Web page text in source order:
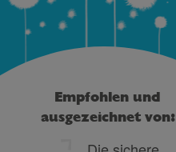
Empfohlen und
ausgezeichnet von: